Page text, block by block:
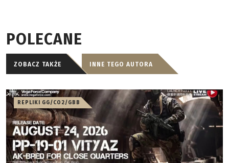
POLECANE
ZOBACZ TAKŻE INNE TEGO AUTORA
REPLIKI GG/CO2/GBB